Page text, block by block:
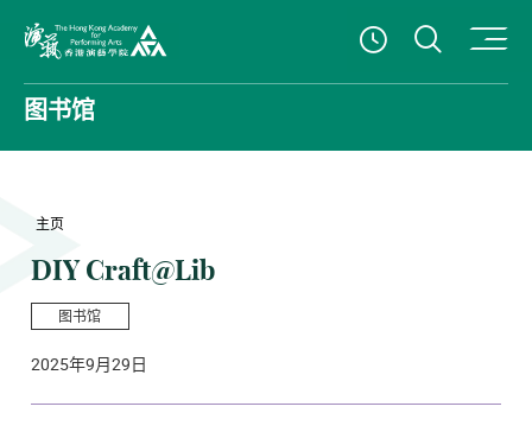
查看開放時
打开
图书馆
主页
DIY Craft@Lib
图书馆
2025年9月29日